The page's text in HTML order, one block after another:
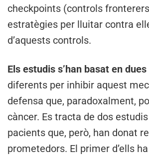
checkpoints (controls
estratègies per lluitar contra
d’aquests controls.
Els estudis s’han basat en
diferents per inhibir aquest
defensa que, paradoxalment,
càncer. Es tracta de dos
pacients que, però, han donat
prometedors. El primer d’ells